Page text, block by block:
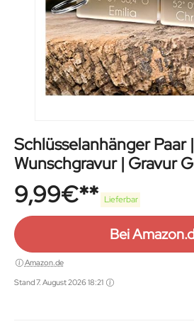
Schlüsselanhänger Paar
Wunschgravur | Gravur
9,99€ Lieferbar
Bei
Amazon.de
Stand 7. August 2026 18:21